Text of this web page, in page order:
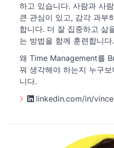
하고 있습니다. 사람과 사
큰 관심이 있고, 감각 과부
합니다. 더 잘 집중하고 삶
는 방법을 함께 훈련합니다.
왜 Time Management를
꿔 생각해야 하는지 누구
니다.
linkedin.com/in/